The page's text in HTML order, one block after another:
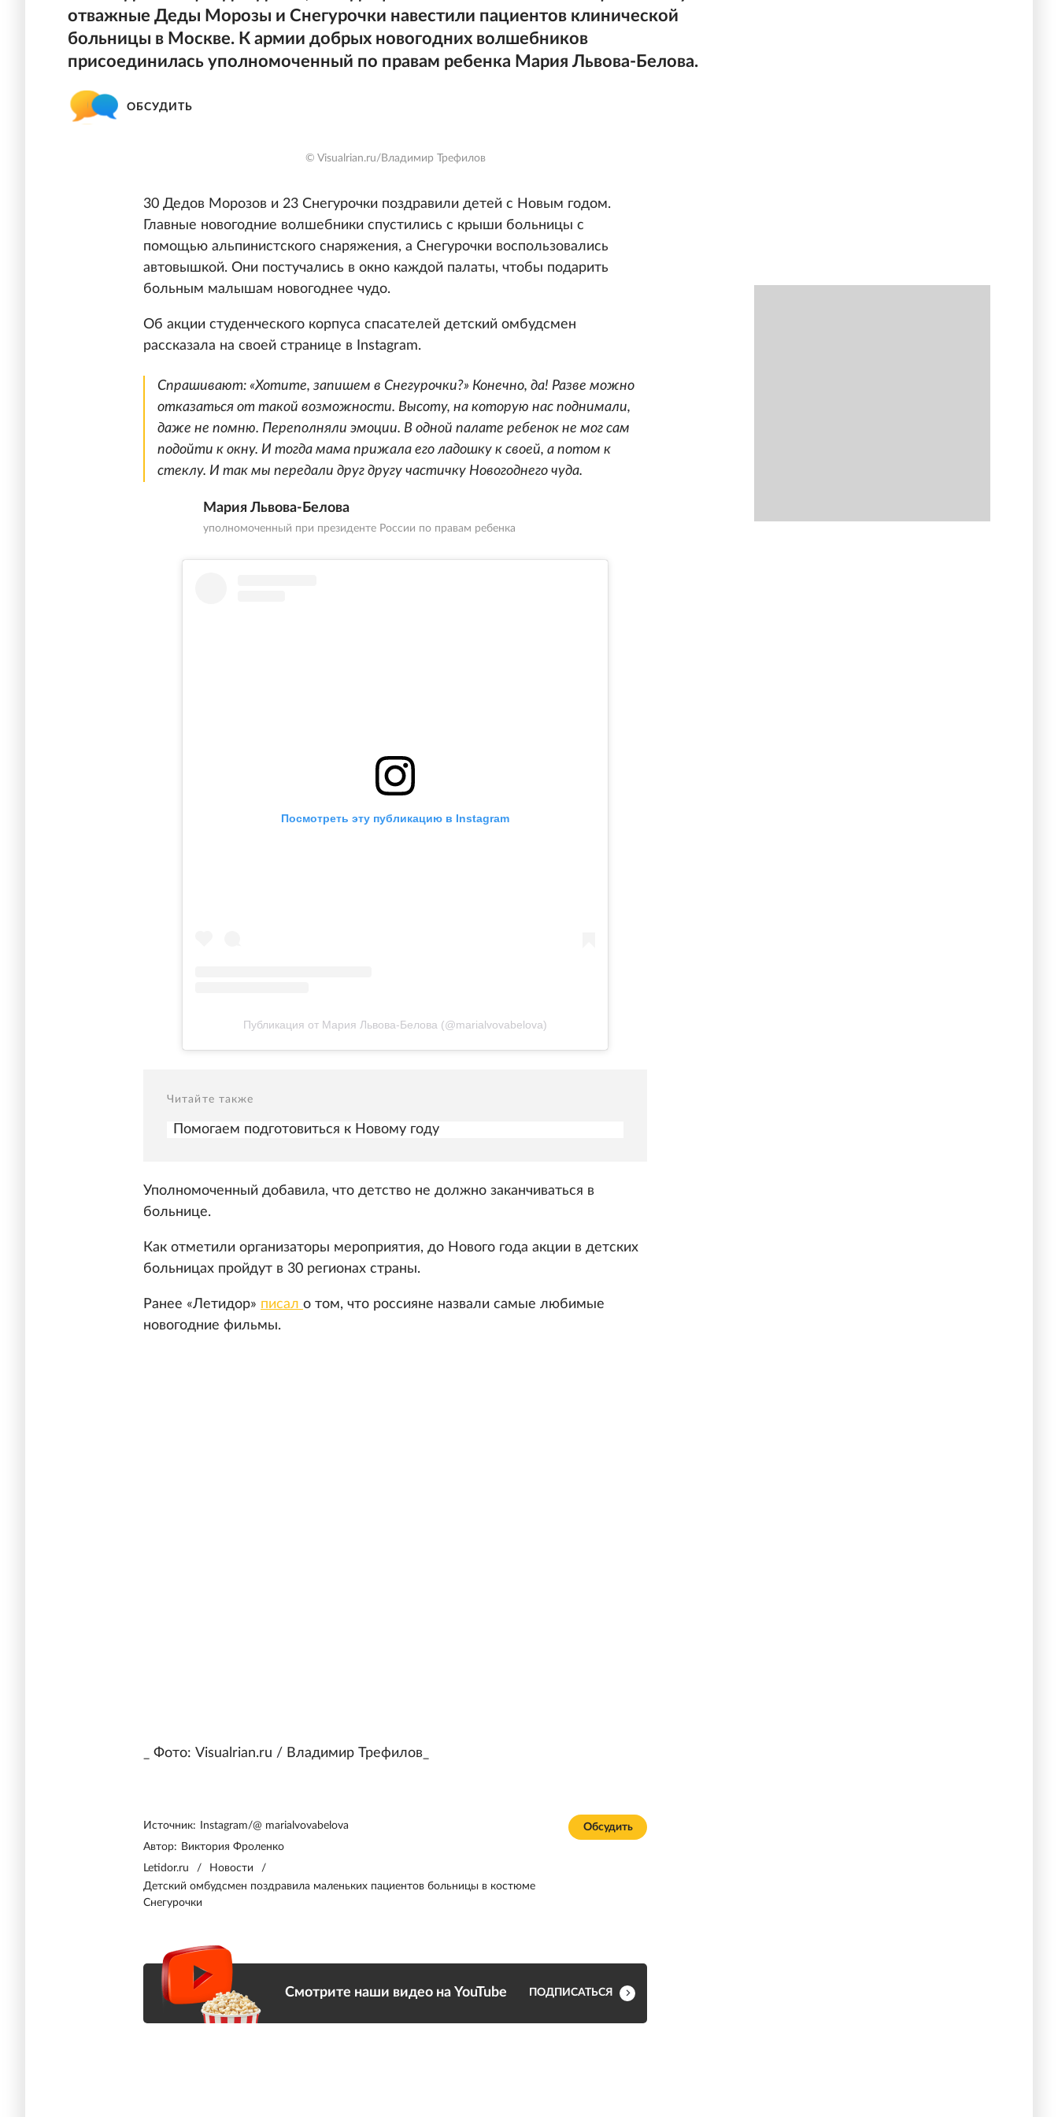
отважные Деды Морозы и Снегурочки навестили пациентов клинической
больницы в Москве. К армии добрых новогодних волшебников
присоединилась уполномоченный по правам ребенка Мария Львова-Белова.
ОБСУДИТЬ
© Visualrian.ru/Владимир Трефилов
30 Дедов Морозов и 23 Снегурочки поздравили детей с Новым годом.
Главные новогодние волшебники спустились с крыши больницы с
помощью альпинистского снаряжения, а Снегурочки воспользовались
автовышкой. Они постучались в окно каждой палаты, чтобы подарить
больным малышам новогоднее чудо.
Об акции студенческого корпуса спасателей детский омбудсмен
рассказала на своей странице в Instagram.
Спрашивают: «Хотите, запишем в Снегурочки?» Конечно, да! Разве можно
отказаться от такой возможности. Высоту, на которую нас поднимали,
даже не помню. Переполняли эмоции. В одной палате ребенок не мог сам
подойти к окну. И тогда мама прижала его ладошку к своей, а потом к
стеклу. И так мы передали друг другу частичку Новогоднего чуда.
Мария Львова-Белова
уполномоченный при президенте России по правам ребенка
Посмотреть эту публикацию в Instagram
Публикация от Мария Львова-Белова (@marialvovabelova)
Читайте также
Помогаем подготовиться к Новому году
Уполномоченный добавила, что детство не должно заканчиваться в
больнице.
Как отметили организаторы мероприятия, до Нового года акции в детских
больницах пройдут в 30 регионах страны.
Ранее «Летидор» писал о том, что россияне назвали самые любимые
новогодние фильмы.
_ Фото: Visualrian.ru / Владимир Трефилов_
Обсудить
Источник:
Instagram/@ marialvovabelova
Автор: Виктория Фроленко
Letidor.ru
/ Новости
/
Детский омбудсмен поздравила маленьких пациентов больницы в костюме
Снегурочки
Смотрите наши видео на YouTube ПОДПИСАТЬСЯ